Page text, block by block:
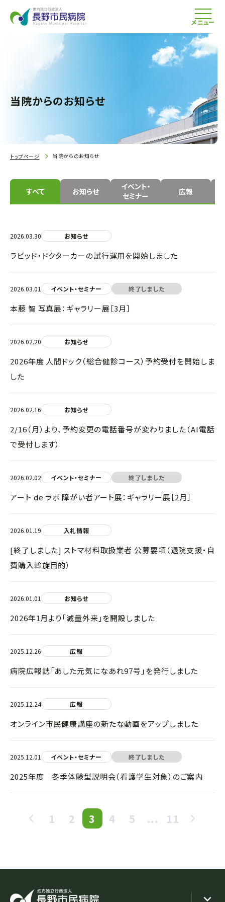
メニュー
当院からのお知らせ
トップページ 当院からのお知らせ
すべて お知らせ
イベント・
セミナー
広報
2026.03.30 お知らせ
ラピッド・ドクターカーの試行運用を開始しました
2026.03.01 イベント・セミナー 終了しました
本藤 智 写真展：ギャラリー展［3月］
2026.02.20 お知らせ
2026年度 人間ドック（総合健診コース）予約受付を開始しま
した
2026.02.16 お知らせ
2/16（月）より、予約変更の電話番号が変わりました（AI電話
で受付します）
2026.02.02 イベント・セミナー 終了しました
アート de ラボ 障がい者アート展：ギャラリー展［2月］
2026.01.19 入札情報
[終了しました] ストマ材料取扱業者 公募要項（退院支援・自
費購入斡旋目的）
2026.01.01 お知らせ
2026年1月より「減量外来」を開設しました
2025.12.26 広報
病院広報誌「あした元気になあれ97号」を発行しました
2025.12.24 広報
オンライン市民健康講座の新たな動画をアップしました
2025.12.01 イベント・セミナー 終了しました
2025年度 冬季体験型説明会（看護学生対象）のご案内
1 2 3 4 5 ... 11